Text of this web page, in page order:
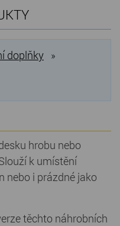
doplňky »
hrobu nebo
k umístění
nebo i prázdné jako
těchto náhrobních